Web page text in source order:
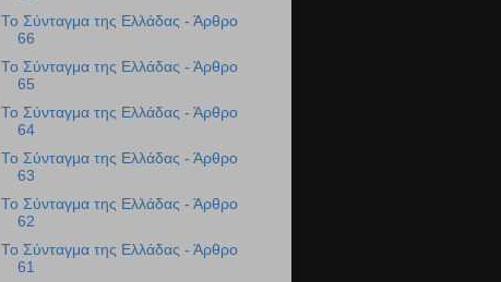
Το Σύνταγμα της Ελλάδας - Άρθρο
66
Το Σύνταγμα της Ελλάδας - Άρθρο
65
Το Σύνταγμα της Ελλάδας - Άρθρο
64
Το Σύνταγμα της Ελλάδας - Άρθρο
63
Το Σύνταγμα της Ελλάδας - Άρθρο
62
Το Σύνταγμα της Ελλάδας - Άρθρο
61